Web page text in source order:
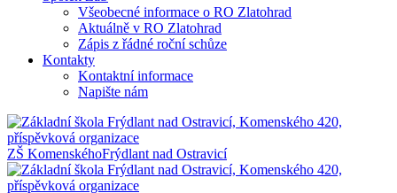
Všeobecné informace o RO Zlatohrad
Aktuálně v RO Zlatohrad
Zápis z řádné roční schůze
Kontakty
Kontaktní informace
Napište nám
ZŠ KomenskéhoFrýdlant nad Ostravicí